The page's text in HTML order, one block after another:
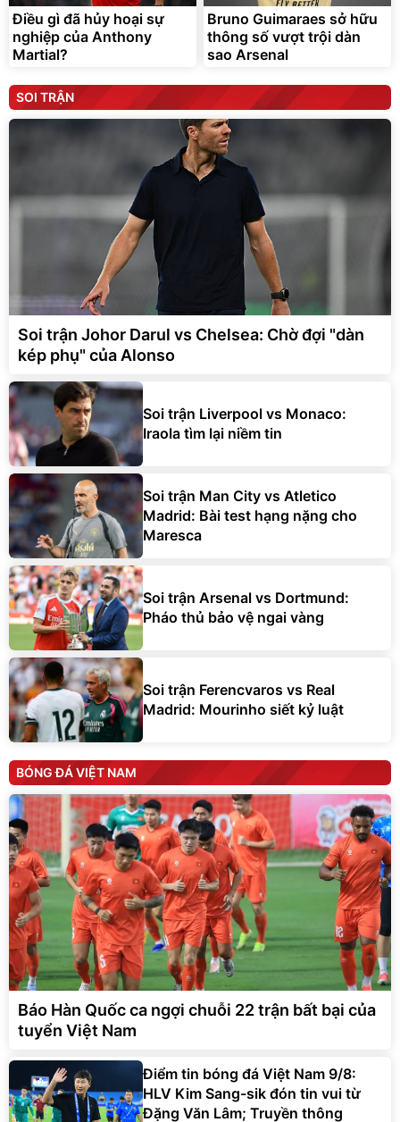
Điều gì đã hủy hoại sự
nghiệp của Anthony
Martial?
Bruno Guimaraes sở hữu
thông số vượt trội dàn
sao Arsenal
SOI TRẬN
Soi trận Johor Darul vs Chelsea: Chờ đợi "dàn
kép phụ" của Alonso
Soi trận Liverpool vs Monaco:
Iraola tìm lại niềm tin
Soi trận Man City vs Atletico
Madrid: Bài test hạng nặng cho
Maresca
Soi trận Arsenal vs Dortmund:
Pháo thủ bảo vệ ngai vàng
Soi trận Ferencvaros vs Real
Madrid: Mourinho siết kỷ luật
BÓNG ĐÁ VIỆT NAM
Báo Hàn Quốc ca ngợi chuỗi 22 trận bất bại của
tuyển Việt Nam
Điểm tin bóng đá Việt Nam 9/8:
HLV Kim Sang-sik đón tin vui từ
Đặng Văn Lâm; Truyền thông